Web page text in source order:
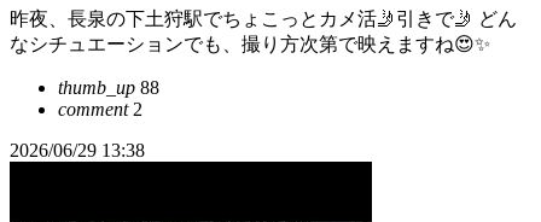
昨夜、長泉の下土狩駅でちょこっとカメ活🤳引きで🤳 どん
なシチュエーションでも、撮り方次第で映えますね😍✨
thumb_up 88
comment2
2026/06/29 13:38